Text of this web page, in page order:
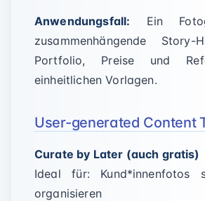
Anwendungsfall: Ein
zusammenhängende
Portfolio, Preise und
einheitlichen Vorlagen.
User-generated Content
Curate by Later (auch gratis)
Ideal für: Kund*innenfotos
organisieren